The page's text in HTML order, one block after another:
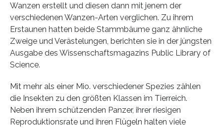
Wanzen erstellt und diesen dann mit jenem der
verschiedenen Wanzen-Arten verglichen. Zu ihrem
Erstaunen hatten beide Stammbäume ganz ähnliche
Zweige und Verästelungen, berichten sie in der jüngsten
Ausgabe des Wissenschaftsmagazins Public Library of
Science.
Mit mehr als einer Mio. verschiedener Spezies zählen
die Insekten zu den größten Klassen im Tierreich.
Neben ihrem schützenden Panzer, ihrer riesigen
Reproduktionsrate und ihren Flügeln halten viele